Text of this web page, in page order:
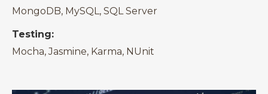
MongoDB, MySQL, SQL Server
Testing:
Mocha, Jasmine, Karma, NUnit